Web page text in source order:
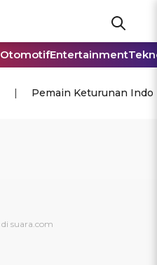
OtomotifEntertainment
Pemain Keturunan